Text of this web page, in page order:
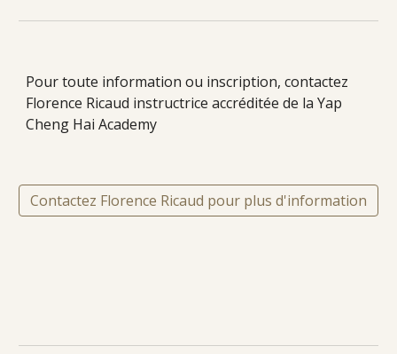
Pour toute information ou inscription, contactez
Florence Ricaud instructrice accréditée de la Yap
Cheng Hai Academy
Contactez Florence Ricaud pour plus d'information